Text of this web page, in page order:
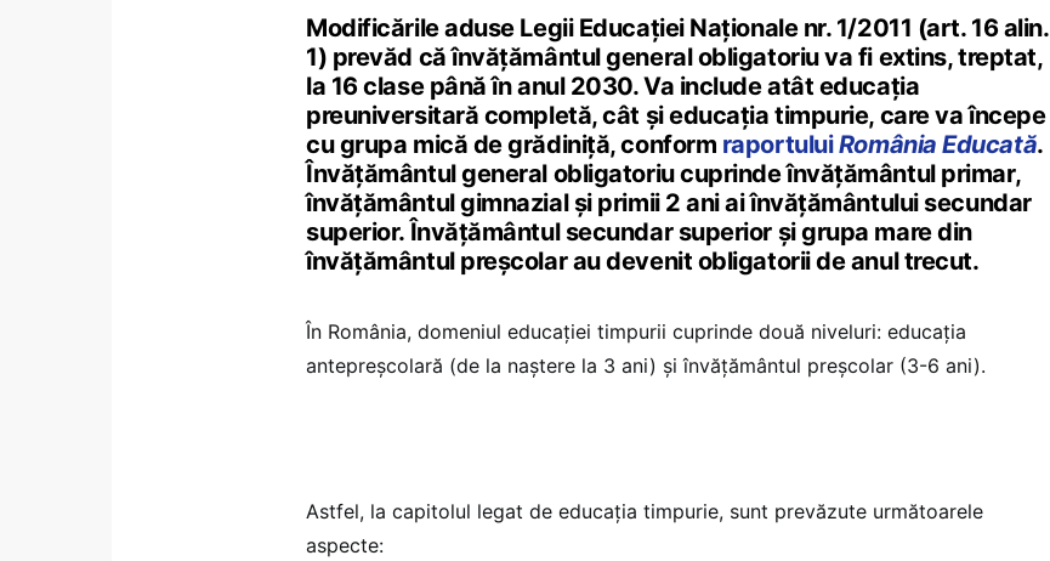
Modificările aduse Legii Educației Naționale nr. 1/2011 (art. 16 alin.
1) prevăd că învățământul general obligatoriu va fi extins, treptat,
la 16 clase până în anul 2030. Va include atât educația
preuniversitară completă, cât și educația timpurie, care va începe
cu grupa mică de grădiniță, conform raportuluiRomânia Educată.
Învățământul general obligatoriu cuprinde învățământul primar,
învățământul gimnazial și primii 2 ani ai învățământului secundar
superior. Învățământul secundar superior și grupa mare din
învățământul preșcolar au devenit obligatorii de anul trecut.
În România, domeniul educației timpurii cuprinde două niveluri: educația
antepreșcolară (de la naștere la 3 ani) și învățământul preșcolar (3-6 ani).
Astfel, la capitolul legat de educația timpurie, sunt prevăzute următoarele
aspecte: